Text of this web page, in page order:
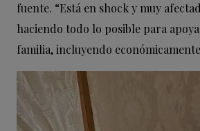
fuente. “Está en shock y muy
haciendo todo lo posible para
familia, incluyendo